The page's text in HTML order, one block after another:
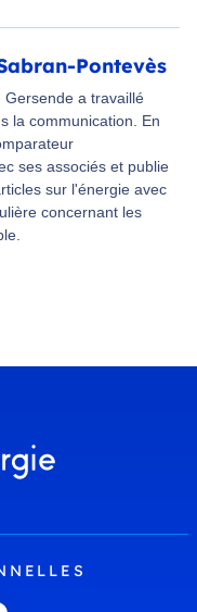
Pontevès
Gersende a travaillé
la communication. En
ses associés et publie
sur l'énergie avec
concernant les